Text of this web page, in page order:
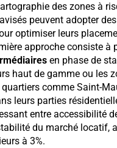
des zones à
peuvent adopter
optimiser leurs
approche consiste à
en phase de
haut de gamme ou les
comme Saint-
leurs parties
entre accessibilité
du marché locatif,
à 3%.